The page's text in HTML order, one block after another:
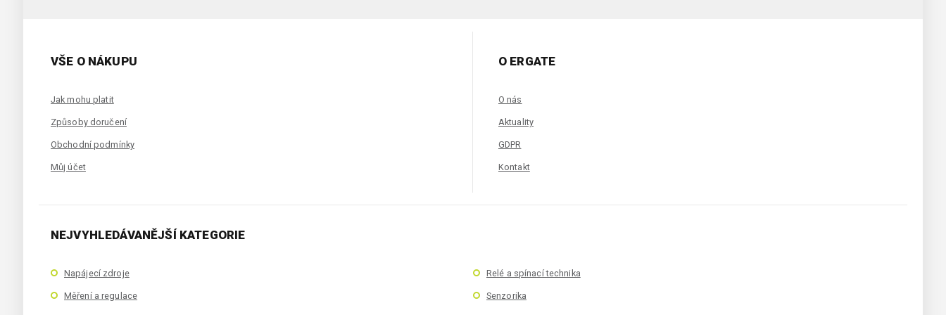
VŠE O NÁKUPU
Jak mohu platit
Způsoby doručení
Obchodní podmínky
Můj účet
O ERGATE
O nás
Aktuality
GDPR
Kontakt
NEJVYHLEDÁVANĚJŠÍ KATEGORIE
Napájecí zdroje Relé a spínací technika
Měření a regulace Senzorika